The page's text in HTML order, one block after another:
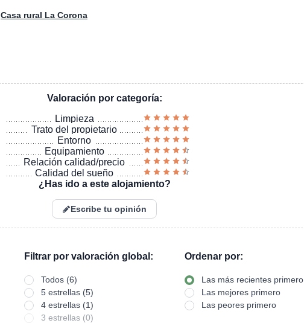
Casa rural La Corona
Valoración por categoría:
Limpieza
Trato del propietario
Entorno
Equipamiento
Relación calidad/precio
Calidad del sueño
¿Has ido a este alojamiento?
Escribe tu opinión
Filtrar por valoración global:
Todos (6)
5 estrellas (5)
4 estrellas (1)
3 estrellas (0)
Ordenar por:
Las más recientes primero
Las mejores primero
Las peores primero